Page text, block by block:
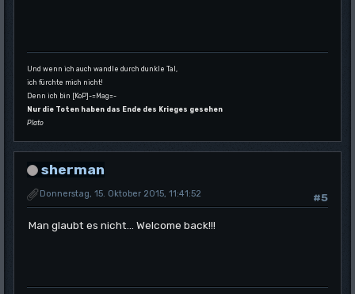
Und wenn ich auch wandle durch dunkle Tal,
ich fürchte mich nicht!
Denn ich bin [KoP]-=Mag=-
Nur die Toten haben das Ende des Krieges gesehen
Plato
sherman
#5
Donnerstag, 15. Oktober 2015, 11:41:52
Man glaubt es nicht... Welcome back!!!